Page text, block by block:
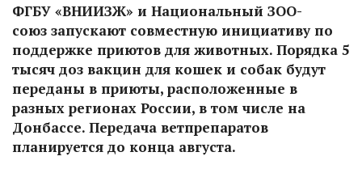
ФГБУ «ВНИИЗЖ» и Национальный ЗОО-
союз запускают совместную инициативу по
поддержке приютов для животных. Порядка 5
тысяч доз вакцин для кошек и собак будут
переданы в приюты, расположенные в
разных регионах России, в том числе на
Донбассе. Передача ветпрепаратов
планируется до конца августа.